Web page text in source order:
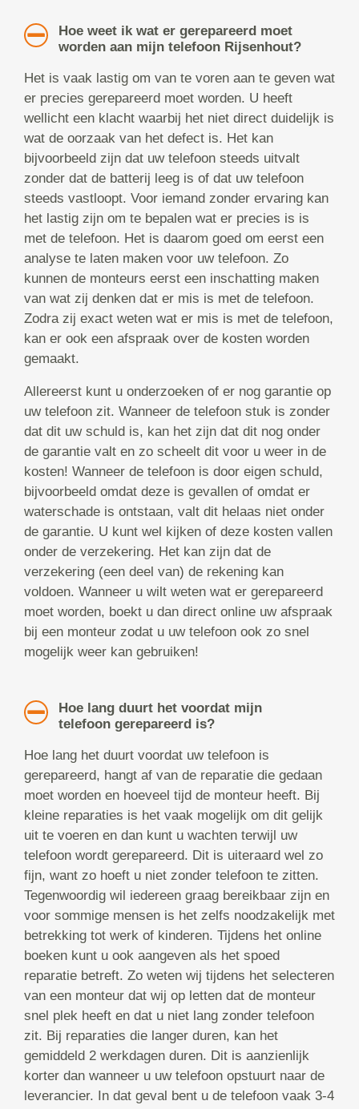
Hoe weet ik wat er gerepareerd moet
worden aan mijn telefoon Rijsenhout?
Het is vaak lastig om van te voren aan te geven wat
er precies gerepareerd moet worden. U heeft
wellicht een klacht waarbij het niet direct duidelijk is
wat de oorzaak van het defect is. Het kan
bijvoorbeeld zijn dat uw telefoon steeds uitvalt
zonder dat de batterij leeg is of dat uw telefoon
steeds vastloopt. Voor iemand zonder ervaring kan
het lastig zijn om te bepalen wat er precies is is
met de telefoon. Het is daarom goed om eerst een
analyse te laten maken voor uw telefoon. Zo
kunnen de monteurs eerst een inschatting maken
van wat zij denken dat er mis is met de telefoon.
Zodra zij exact weten wat er mis is met de telefoon,
kan er ook een afspraak over de kosten worden
gemaakt.
Allereerst kunt u onderzoeken of er nog garantie op
uw telefoon zit. Wanneer de telefoon stuk is zonder
dat dit uw schuld is, kan het zijn dat dit nog onder
de garantie valt en zo scheelt dit voor u weer in de
kosten! Wanneer de telefoon is door eigen schuld,
bijvoorbeeld omdat deze is gevallen of omdat er
waterschade is ontstaan, valt dit helaas niet onder
de garantie. U kunt wel kijken of deze kosten vallen
onder de verzekering. Het kan zijn dat de
verzekering (een deel van) de rekening kan
voldoen. Wanneer u wilt weten wat er gerepareerd
moet worden, boekt u dan direct online uw afspraak
bij een monteur zodat u uw telefoon ook zo snel
mogelijk weer kan gebruiken!
Hoe lang duurt het voordat mijn
telefoon gerepareerd is?
Hoe lang het duurt voordat uw telefoon is
gerepareerd, hangt af van de reparatie die gedaan
moet worden en hoeveel tijd de monteur heeft. Bij
kleine reparaties is het vaak mogelijk om dit gelijk
uit te voeren en dan kunt u wachten terwijl uw
telefoon wordt gerepareerd. Dit is uiteraard wel zo
fijn, want zo hoeft u niet zonder telefoon te zitten.
Tegenwoordig wil iedereen graag bereikbaar zijn en
voor sommige mensen is het zelfs noodzakelijk met
betrekking tot werk of kinderen. Tijdens het online
boeken kunt u ook aangeven als het spoed
reparatie betreft. Zo weten wij tijdens het selecteren
van een monteur dat wij op letten dat de monteur
snel plek heeft en dat u niet lang zonder telefoon
zit. Bij reparaties die langer duren, kan het
gemiddeld 2 werkdagen duren. Dit is aanzienlijk
korter dan wanneer u uw telefoon opstuurt naar de
leverancier. In dat geval bent u de telefoon vaak 3-4